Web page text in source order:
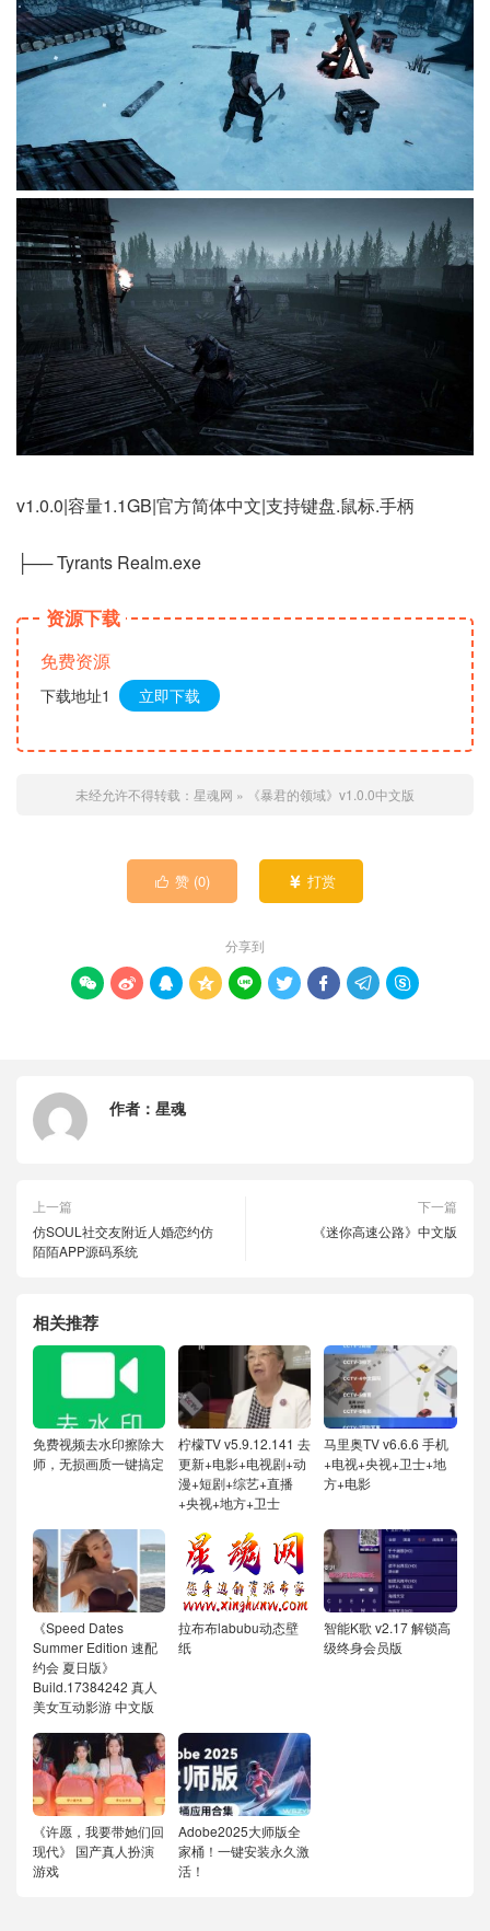
v1.0.0|容量1.1GB|官方简体中文|支持键盘.鼠标.手柄
├── Tyrants Realm.exe
资源下载
免费资源
下载地址1 立即下载
未经允许不得转载： 星魂网 » 《暴君的领域》v1.0.0中文版
 赞 (0)  打赏
分享到
        
作者： 星魂
上一篇
仿SOUL社交友附近人婚恋约仿
陌陌APP源码系统
下一篇
《迷你高速公路》中文版
相关推荐
免费视频去水印擦除大
师，无损画质一键搞定
柠檬TV v5.9.12.141 去
更新+电影+电视剧+动
漫+短剧+综艺+直播
+央视+地方+卫士
马里奥TV v6.6.6 手机
+电视+央视+卫士+地
方+电影
《Speed Dates
Summer Edition 速配
约会 夏日版》
Build.17384242 真人
美女互动影游 中文版
拉布布labubu动态壁
纸
智能K歌 v2.17 解锁高
级终身会员版
《许愿，我要带她们回
现代》 国产真人扮演
游戏
Adobe2025大师版全
家桶！一键安装永久激
活！